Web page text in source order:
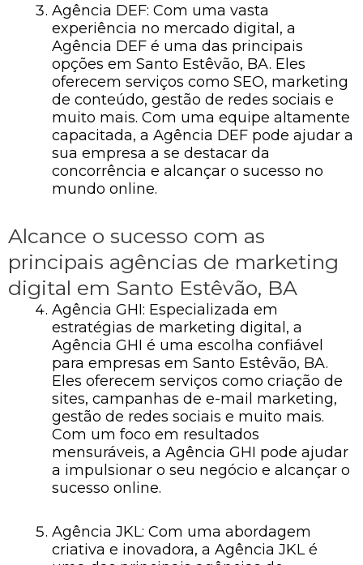
Agência DEF: Com uma vasta
experiência no mercado digital, a
Agência DEF é uma das principais
opções em Santo Estêvão, BA. Eles
oferecem serviços como SEO, marketing
de conteúdo, gestão de redes sociais e
muito mais. Com uma equipe altamente
capacitada, a Agência DEF pode ajudar a
sua empresa a se destacar da
concorrência e alcançar o sucesso no
mundo online.
Alcance o sucesso com as
principais agências de marketing
digital em Santo Estêvão, BA
Agência GHI: Especializada em
estratégias de marketing digital, a
Agência GHI é uma escolha confiável
para empresas em Santo Estêvão, BA.
Eles oferecem serviços como criação de
sites, campanhas de e-mail marketing,
gestão de redes sociais e muito mais.
Com um foco em resultados
mensuráveis, a Agência GHI pode ajudar
a impulsionar o seu negócio e alcançar o
sucesso online.
Agência JKL: Com uma abordagem
criativa e inovadora, a Agência JKL é